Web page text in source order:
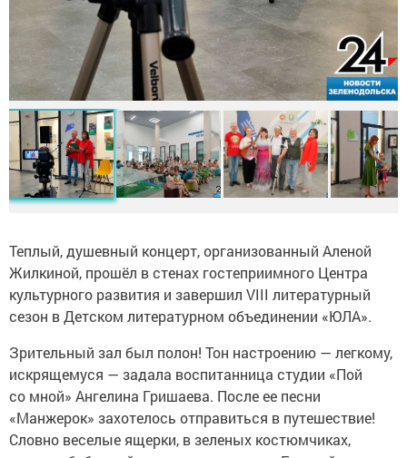
Теплый, душевный концерт, организованный Аленой
Жилкиной, прошёл в стенах гостеприимного Центра
культурного развития и завершил VIII литературный
сезон в Детском литературном объединении «ЮЛА».
Зрительный зал был полон! Тон настроению — легкому,
искрящемуся — задала воспитанница студии «Пой
со мной» Ангелина Гришаева. После ее песни
«Манжерок» захотелось отправиться в путешествие!
Словно веселые ящерки, в зеленых костюмчиках,